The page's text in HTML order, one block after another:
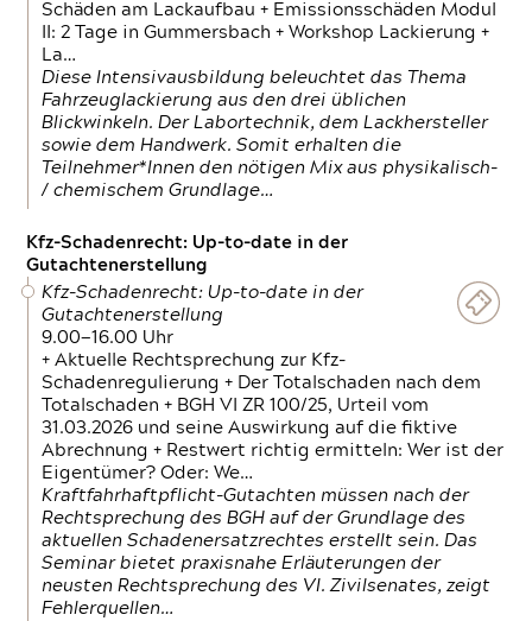
Schäden am Lackaufbau + Emissionsschäden Modul
II: 2 Tage in Gummersbach + Workshop Lackierung +
La…
Diese Intensivausbildung beleuchtet das Thema
Fahrzeuglackierung aus den drei üblichen
Blickwinkeln. Der Labortechnik, dem Lackhersteller
sowie dem Handwerk. Somit erhalten die
Teilnehmer*Innen den nötigen Mix aus physikalisch-
/ chemischem Grundlage…
Kfz-Schadenrecht: Up-to-date in der
Gutachtenerstellung
Kfz-Schadenrecht: Up-to-date in der
Gutachtenerstellung
9.00—16.00 Uhr
+ Aktuelle Rechtsprechung zur Kfz-
Schadenregulierung + Der Totalschaden nach dem
Totalschaden + BGH VI ZR 100/25, Urteil vom
31.03.2026 und seine Auswirkung auf die fiktive
Abrechnung + Restwert richtig ermitteln: Wer ist der
Eigentümer? Oder: We…
Kraftfahrhaftpflicht-Gutachten müssen nach der
Rechtsprechung des BGH auf der Grundlage des
aktuellen Schadenersatzrechtes erstellt sein. Das
Seminar bietet praxisnahe Erläuterungen der
neusten Rechtsprechung des VI. Zivilsenates, zeigt
Fehlerquellen…